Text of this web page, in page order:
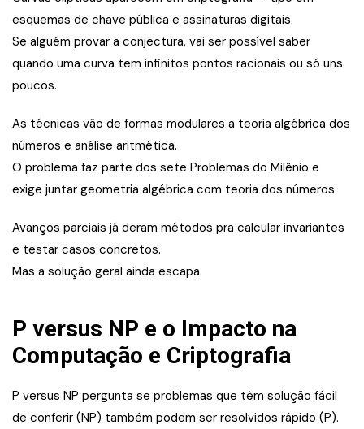
esquemas de chave pública e assinaturas digitais.
Se alguém provar a conjectura, vai ser possível saber
quando uma curva tem infinitos pontos racionais ou só uns
poucos.
As técnicas vão de formas modulares a teoria algébrica dos
números e análise aritmética.
O problema faz parte dos sete Problemas do Milênio e
exige juntar geometria algébrica com teoria dos números.
Avanços parciais já deram métodos pra calcular invariantes
e testar casos concretos.
Mas a solução geral ainda escapa.
P versus NP e o Impacto na
Computação e Criptografia
P versus NP pergunta se problemas que têm solução fácil
de conferir (NP) também podem ser resolvidos rápido (P).